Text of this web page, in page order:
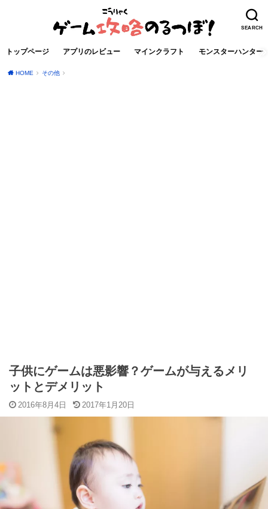
SEARCH
トップページ アプリのレビュー マインクラフト モンスターハンター
HOME その他
子供にゲームは悪影響？ゲームが与えるメリ
ットとデメリット
2016年8月4日 2017年1月20日